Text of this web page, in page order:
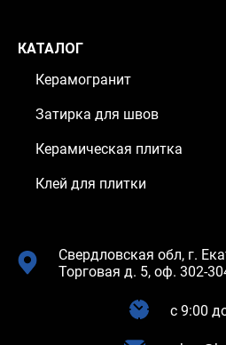
КАТАЛОГ
Керамогранит
Затирка для швов
Керамическая плитка
Клей для плитки
Свердловская обл, г.
Торговая д. 5, оф. 302-
c 9:00